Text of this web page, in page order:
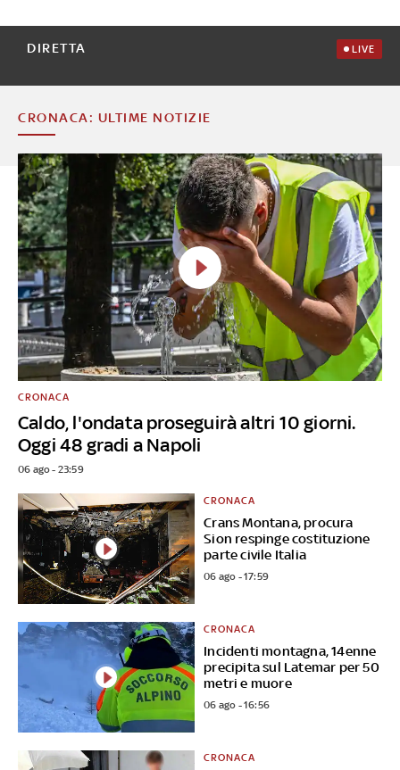
DIRETTA LIVE
CRONACA: ULTIME NOTIZIE
Caldo, l'ondata proseguirà altri 10 giorni.
Oggi 48 gradi a Napoli
CRONACA
06 ago - 23:59
Crans Montana, procura
Sion respinge costituzione
parte civile Italia
CRONACA
06 ago - 17:59
Incidenti montagna, 14enne
precipita sul Latemar per 50
metri e muore
CRONACA
06 ago - 16:56
CRONACA